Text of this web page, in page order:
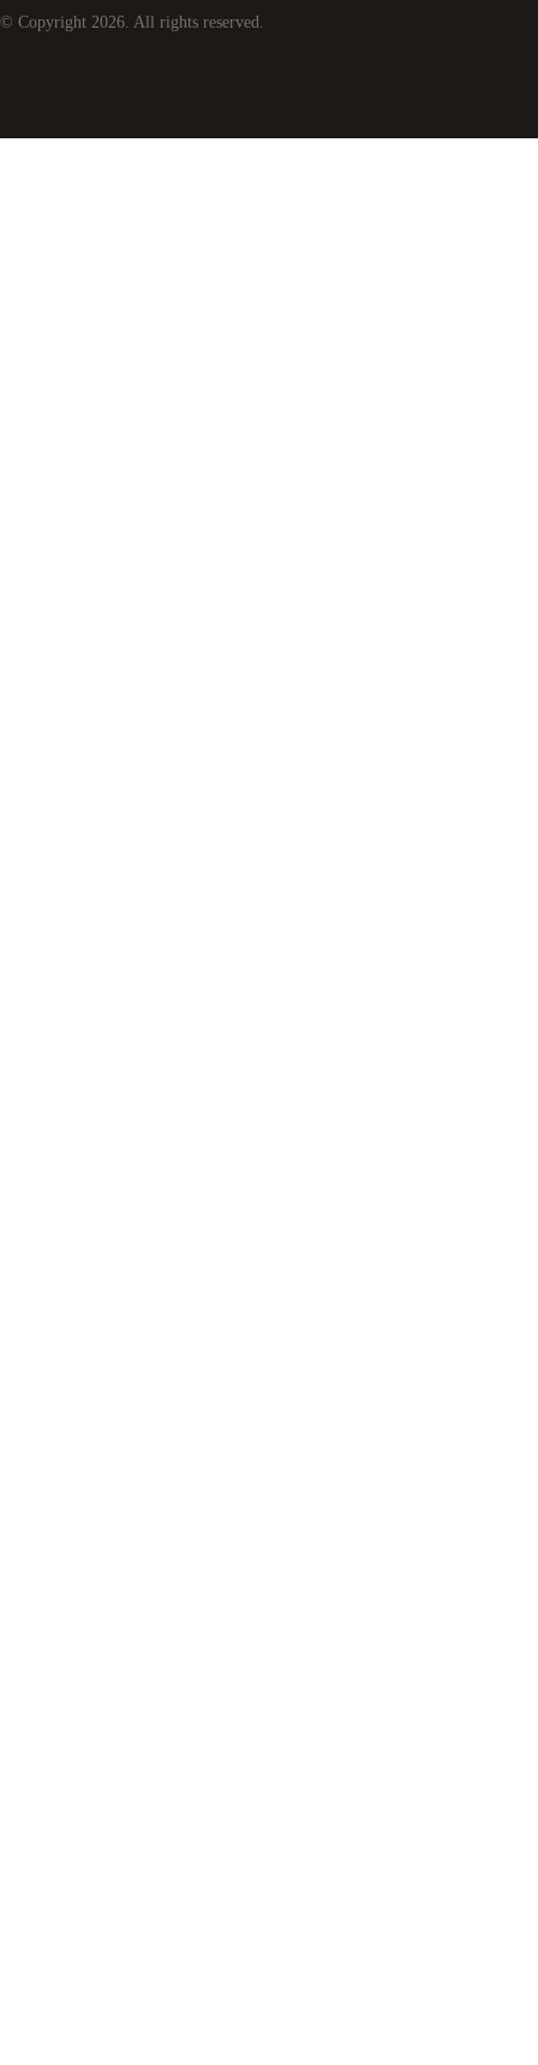
© Copyright 2026 . All rights reserved.